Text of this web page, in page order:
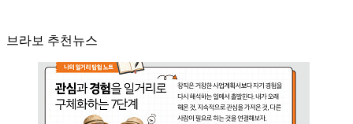
브라보 추천뉴스